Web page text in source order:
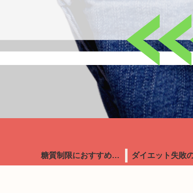
糖質制限におすすめ食品 ダイエット失敗